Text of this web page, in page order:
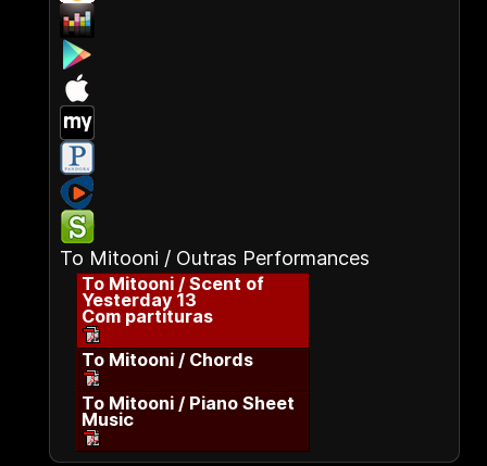
To Mitooni / Outras Performances
To Mitooni / Scent of
Yesterday 13
Com partituras
To Mitooni / Chords
To Mitooni / Piano Sheet
Music